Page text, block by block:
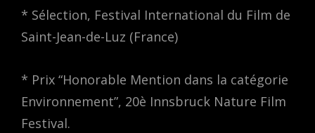
* Sélection, Festival International du Film de
Saint-Jean-de-Luz (France)
* Prix “Honorable Mention dans la catégorie
Environnement”, 20è Innsbruck Nature Film
Festival.